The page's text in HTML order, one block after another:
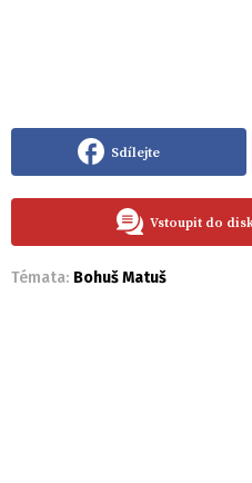
Sdílejte
Vstoupit do
Témata: Bohuš Matuš